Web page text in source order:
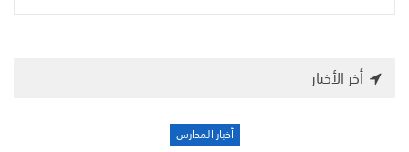
أخر الأخبار
أخبار المدارس